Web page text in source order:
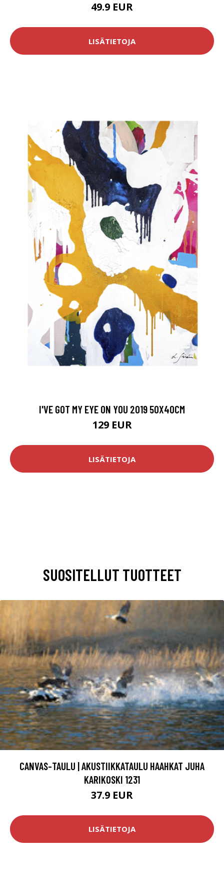
49.9 EUR
LISÄTIETOJA
I'VE GOT MY EYE ON YOU 2019 50X40CM
129 EUR
LISÄTIETOJA
SUOSITELLUT TUOTTEET
CANVAS-TAULU | AKUSTIIKKATAULU HAAHKAT JUHA
KARIKOSKI 1231
37.9 EUR
LISÄTIETOJA